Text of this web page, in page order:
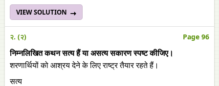
VIEW SOLUTION
२. (२) Page 96
निम्नलिखित कथन सत्य हैं या असत्य सकारण स्पष्ट कीजिए।
शरणार्थियों को आश्रय देने के लिए राष्ट्र तैयार रहते हैं।
सत्य